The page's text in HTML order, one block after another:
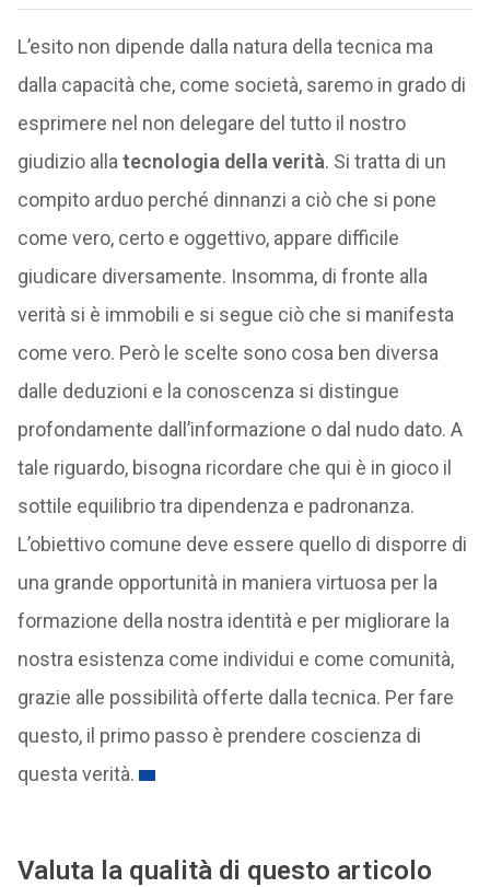
L’esito non dipende dalla natura della tecnica ma
dalla capacità che, come società, saremo in grado di
esprimere nel non delegare del tutto il nostro
giudizio alla tecnologia della verità. Si tratta di un
compito arduo perché dinnanzi a ciò che si pone
come vero, certo e oggettivo, appare difficile
giudicare diversamente. Insomma, di fronte alla
verità si è immobili e si segue ciò che si manifesta
come vero. Però le scelte sono cosa ben diversa
dalle deduzioni e la conoscenza si distingue
profondamente dall’informazione o dal nudo dato. A
tale riguardo, bisogna ricordare che qui è in gioco il
sottile equilibrio tra dipendenza e padronanza.
L’obiettivo comune deve essere quello di disporre di
una grande opportunità in maniera virtuosa per la
formazione della nostra identità e per migliorare la
nostra esistenza come individui e come comunità,
grazie alle possibilità offerte dalla tecnica. Per fare
questo, il primo passo è prendere coscienza di
questa verità.
Valuta la qualità di questo articolo